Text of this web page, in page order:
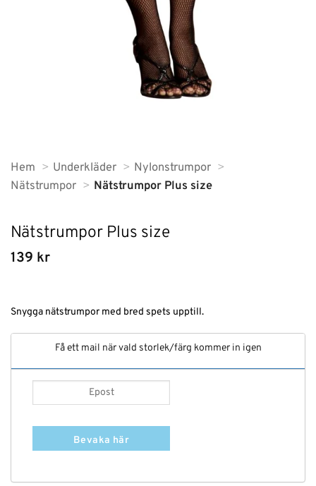
Hem Underkläder
Nylonstrumpor
Nätstrumpor
Nätstrumpor Plus size
Nätstrumpor Plus size
139 kr
Snygga nätstrumpor med bred spets upptill.
Få ett mail när vald storlek/färg kommer in igen
Bevaka här